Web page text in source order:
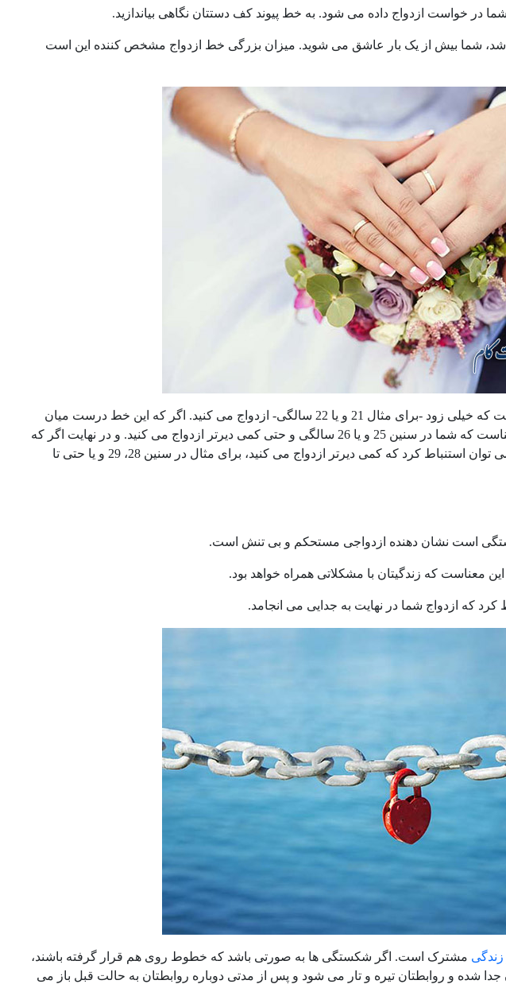
در خواست ازدواج داده می شود. به خط پیوند کف دستتان نگاهی بیاندازید.
شما بیش از یک بار عاشق می شوید. میزان بزرگی خط ازدواج مشخص کننده این است
به خط قلب، نشان دهنده این است که خیلی زود -برای مثال 21 و یا 22 سالگی- ازدواج می کنید. اگر که این خط درست میان
انگشت کوچک و خط قلب واقع شده باشد، به این معناست که شما در سنین 25 و یا 26 سالگی و حتی کمی دیرتر ازدواج می کنید. و در نهایت اگر که
این خط بیشتر به انگشت کوچک دست نزدیک باشد، می توان استنباط کرد که کمی دیرتر ازدواج می کنید، برای مثال در سنین 28، 29 و یا حتی تا
است نشان دهنده ازدواجی مستحکم و بی تنش است.
معناست که زندگیتان با مشکلاتی همراه خواهد بود.
کرد که ازدواج شما در نهایت به جدایی می انجامد.
زندگی مشترک است. اگر شکستگی ها به صورتی باشد که خطوط روی هم قرار گرفته باشند،
شده و روابطتان تیره و تار می شود و پس از مدتی دوباره روابطتان به حالت قبل باز می